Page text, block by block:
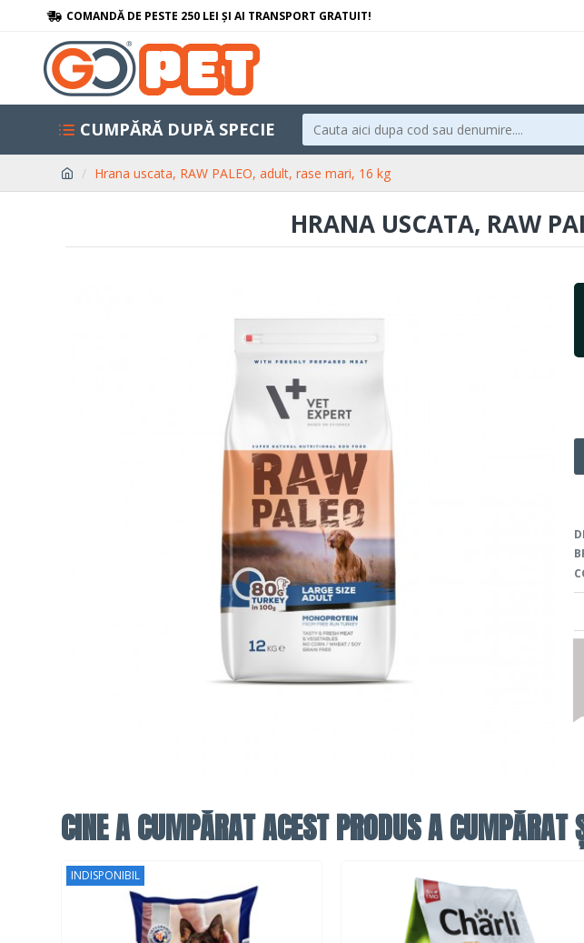
COMANDĂ DE PESTE 250 LEI ȘI AI TRANSPORT GRATUIT!
CUMPĂRĂ DUPĂ SPECIE
Hrana uscata, RAW PALEO, adult, rase mari, 16 kg
HRANA USCATA, RAW
CINE A CUMPĂRAT ACEST PRODUS A CUMPĂRAT
INDISPONIBIL